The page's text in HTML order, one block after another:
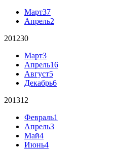
Март37
Апрель2
201230
Март3
Апрель16
Август5
Декабрь6
201312
Февраль1
Апрель3
Май4
Июнь4